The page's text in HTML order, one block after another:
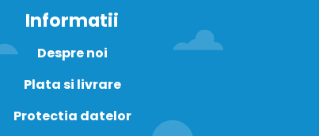
Informatii
Despre noi
Plata si livrare
Protectia datelor